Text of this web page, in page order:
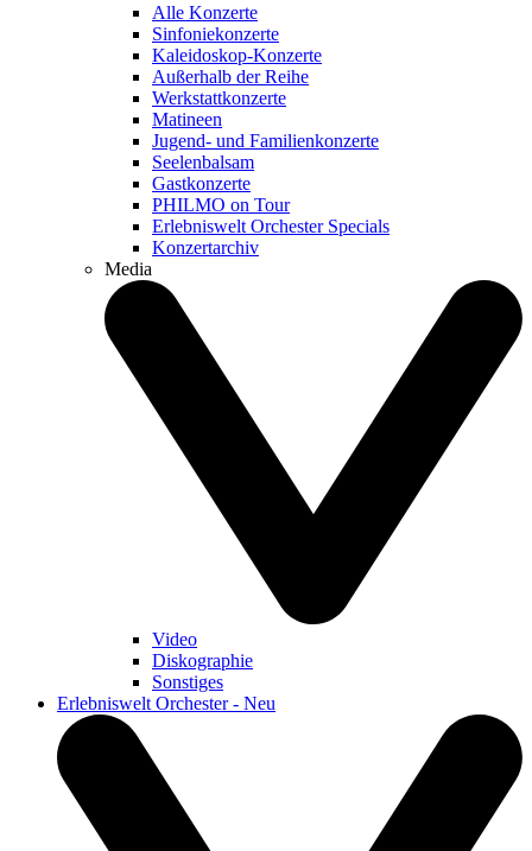
Alle Konzerte
Sinfoniekonzerte
Kaleidoskop-Konzerte
Außerhalb der Reihe
Werkstattkonzerte
Matineen
Jugend- und Familienkonzerte
Seelenbalsam
Gastkonzerte
PHILMO on Tour
Erlebniswelt Orchester Specials
Konzertarchiv
Media
Video
Diskographie
Sonstiges
Erlebniswelt Orchester - Neu